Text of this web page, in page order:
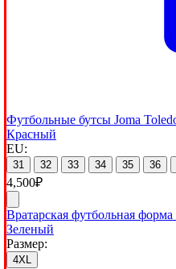
Футбольные бутсы Joma
Красный
EU:
31 32 33 34 35 36
4,500₽
Вратарская футбольная
Зеленый
Размер:
4XL